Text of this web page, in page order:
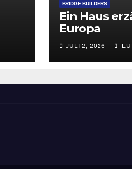
BRIDGE BUILDERS
Ein Haus
Europa
JULI 2, 2026